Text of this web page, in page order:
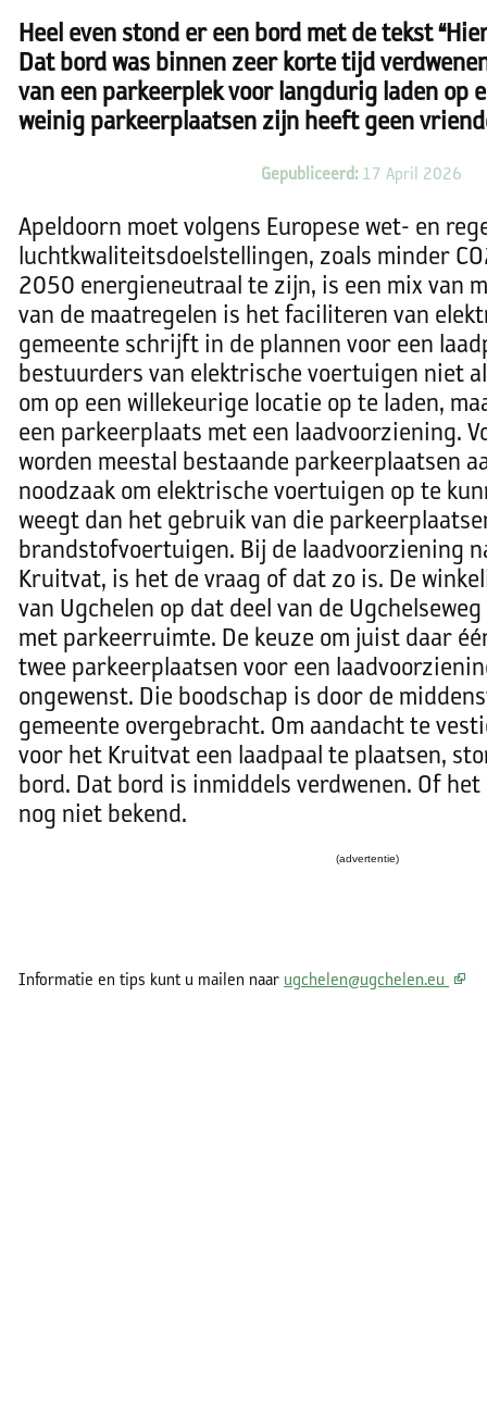
Heel even stond er een bord met de tekst
Dat bord was binnen zeer korte tijd
van een parkeerplek voor langdurig laden op
weinig parkeerplaatsen zijn heeft geen
Gepubliceerd:17 April 2026
Apeldoorn moet volgens Europese wet- en
luchtkwaliteitsdoelstellingen, zoals minder
2050 energieneutraal te zijn, is een mix van
van de maatregelen is het faciliteren van
gemeente schrijft in de plannen voor een
bestuurders van elektrische voertuigen niet
om op een willekeurige locatie op te laden,
een parkeerplaats met een laadvoorziening.
worden meestal bestaande parkeerplaatsen
noodzaak om elektrische voertuigen op te
weegt dan het gebruik van die
brandstofvoertuigen. Bij de laadvoorziening
Kruitvat, is het de vraag of dat zo is. De
van Ugchelen op dat deel van de
met parkeerruimte. De keuze om juist daar
twee parkeerplaatsen voor een
ongewenst. Die boodschap is door de
gemeente overgebracht. Om aandacht te
voor het Kruitvat een laadpaal te plaatsen,
bord. Dat bord is inmiddels verdwenen. Of
nog niet bekend.
(advertentie)
Informatie en tips kunt u mailen naar ugchelen@ugchelen.eu